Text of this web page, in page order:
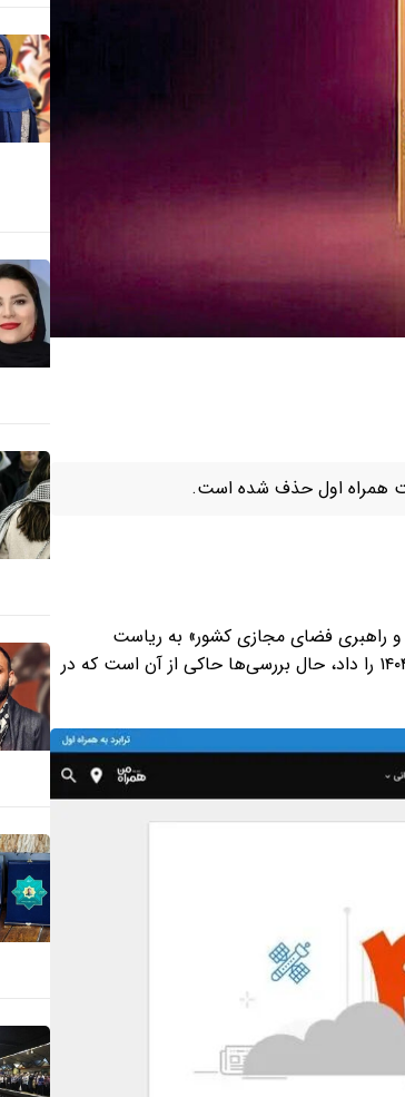
همراه اول حذف شده است.
«ستاد ویژه ساماندهی و راهبری فضای مجازی کشور» به ریاست
محمدرضا عارف، خبر از بازگشت اینترنت بین‌الملل به وضعیت پیش از دی‌ماه ۱۴۰۴ را داد، حال بررسی‌ها حاکی از آن است که در